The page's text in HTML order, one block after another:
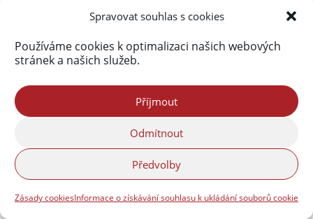
Spravovat souhlas s cookies
Používáme cookies k optimalizaci našich webových
stránek a našich služeb.
Příjmout
Odmítnout
Předvolby
Zásady cookiesInformace o získávání souhlasu k ukládání souborů cookie